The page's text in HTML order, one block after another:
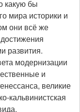
какую бы
мира историки и
они всё же
развития.
модернизации
и
великие
кальвинистская